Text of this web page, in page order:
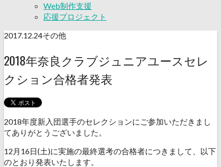
Web制作支援
応援プロジェクト
2017.12.24その他
2018年奈良クラブジュニアユースセレ
クション合格者発表
2018年度新入団選手のセレクションにご参加いただきまし
てありがとうございました。
12月16日(土)に実施の最終選考の合格者につきまして、以下
のとおり発表いたします。